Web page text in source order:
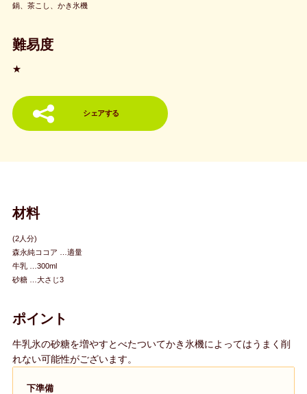
鍋、茶こし、かき氷機
難易度
★
シェアする
材料
(2人分)
森永純ココア …適量
牛乳 …300ml
砂糖 …大さじ3
ポイント
牛乳氷の砂糖を増やすとべたついてかき氷機によってはうまく削
れない可能性がございます。
下準備